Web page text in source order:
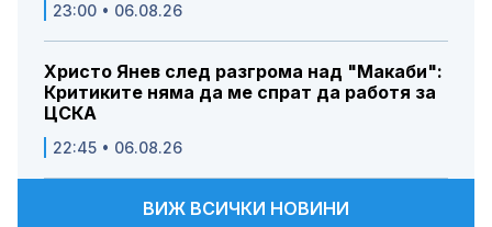
23:00 • 06.08.26
Христо Янев след разгрома над "Макаби":
Критиките няма да ме спрат да работя за
ЦСКА
22:45 • 06.08.26
ВИЖ ВСИЧКИ НОВИНИ